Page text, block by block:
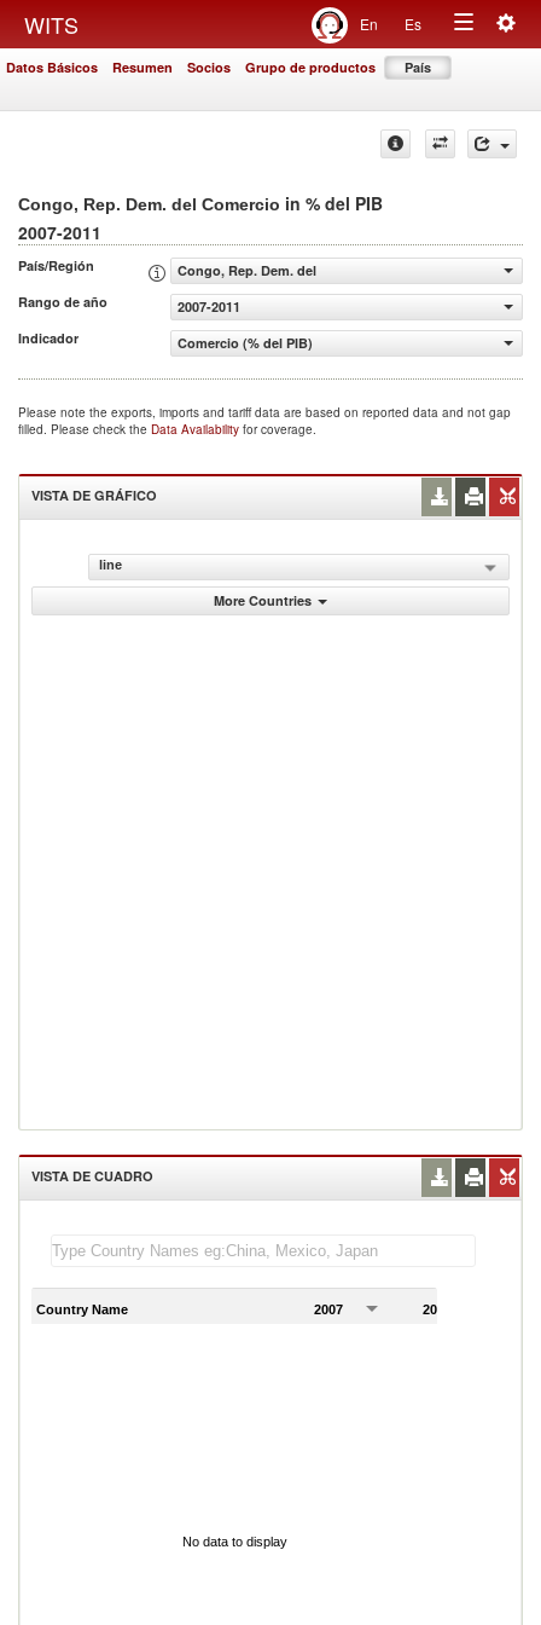
WITS En Es
Toggle
Datos Básicos Resumen Socios Grupo de productos País
Congo, Rep. Dem. del Comercio in % del PIB
2007-2011
País/Región
Congo, Rep. Dem. del
Rango de año
2007-2011
Indicador
Comercio (% del PIB)
Please note the exports, imports and tariff data are based on reported data and not gap
filled. Please check the Data Availability for coverage.
VISTA DE GRÁFICO
line
More Countries
VISTA DE CUADRO
Country Name 2007 2008
No data to display